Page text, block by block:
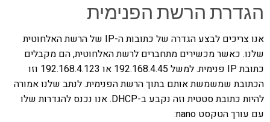
הגדרת הרשת הפנימית
אנו צריכים לבצע הגדרה של כתובות ה-IP של הרשת האלחוטית
שלנו. כאשר מכשירים מתחברים לרשת האלחוטית, הם מקבלים
כתובת IP פנימית. למשל 192.168.4.45 או 192.168.4.123 וזו
הכתובת שמשמשת אותם בתוך הרשת הפנימית. לנתב שלנו אמורה
להיות כתובת סטטית וזה נקבע ב-DHCP. אנו נכנס להגדרות שלו
עם עורך הטקסט nano: